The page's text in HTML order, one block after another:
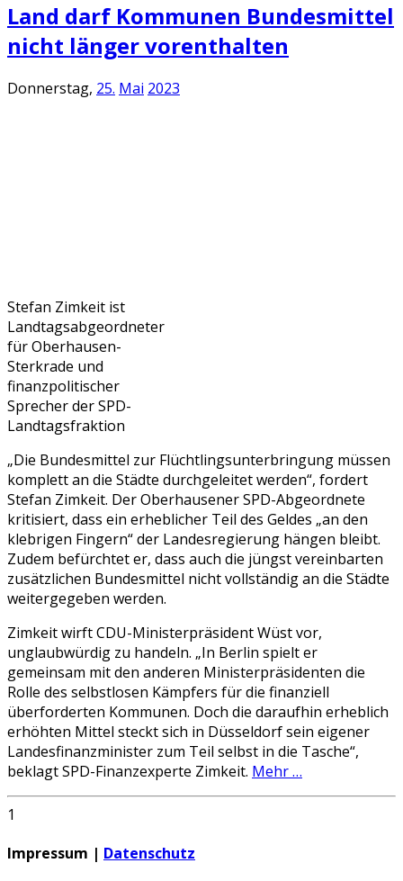
Land darf Kommunen Bundesmittel
nicht länger vorenthalten
Donnerstag, 25. Mai 2023
Stefan Zimkeit ist
Landtagsabgeordneter
für Oberhausen-
Sterkrade und
finanzpolitischer
Sprecher der SPD-
Landtagsfraktion
„Die Bundesmittel zur Flüchtlingsunterbringung müssen
komplett an die Städte durchgeleitet werden“, fordert
Stefan Zimkeit. Der Oberhausener SPD-Abgeordnete
kritisiert, dass ein erheblicher Teil des Geldes „an den
klebrigen Fingern“ der Landesregierung hängen bleibt.
Zudem befürchtet er, dass auch die jüngst vereinbarten
zusätzlichen Bundesmittel nicht vollständig an die Städte
weitergegeben werden.
Zimkeit wirft CDU-Ministerpräsident Wüst vor,
unglaubwürdig zu handeln. „In Berlin spielt er
gemeinsam mit den anderen Ministerpräsidenten die
Rolle des selbstlosen Kämpfers für die finanziell
überforderten Kommunen. Doch die daraufhin erheblich
erhöhten Mittel steckt sich in Düsseldorf sein eigener
Landesfinanzminister zum Teil selbst in die Tasche“,
beklagt SPD-Finanzexperte Zimkeit. Mehr …
1
Impressum | Datenschutz